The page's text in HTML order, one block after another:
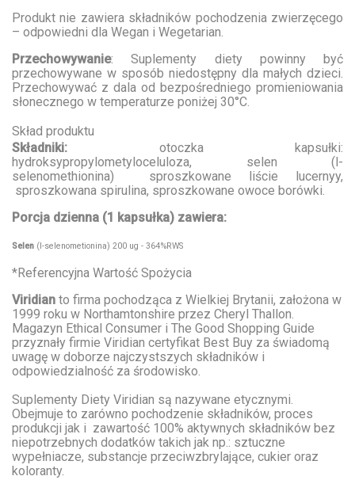
Produkt nie zawiera składników pochodzenia zwierzęcego
– odpowiedni dla Wegan i Wegetarian.
Przechowywanie: Suplementy diety powinny być
przechowywane w sposób niedostępny dla małych dzieci.
Przechowywać z dala od bezpośredniego promieniowania
słonecznego w temperaturze poniżej 30°C.
Skład produktu
Składniki: otoczka kapsułki:
hydroksypropylometyloceluloza, selen (l-
selenomethionina) sproszkowane liście lucernyy,
sproszkowana spirulina, sproszkowane owoce borówki.
Porcja dzienna (1 kapsułka) zawiera:
Selen (l-selenometionina) 200 ug - 364%RWS
*Referencyjna Wartość Spożycia
Viridian to firma pochodząca z Wielkiej Brytanii, założona w
1999 roku w Northamtonshire przez Cheryl Thallon.
Magazyn Ethical Consumer i The Good Shopping Guide
przyznały firmie Viridian certyfikat Best Buy za świadomą
uwagę w doborze najczystszych składników i
odpowiedzialność za środowisko.
Suplementy Diety Viridian są nazywane etycznymi.
Obejmuje to zarówno pochodzenie składników, proces
produkcji jak i zawartość 100% aktywnych składników bez
niepotrzebnych dodatków takich jak np.: sztuczne
wypełniacze, substancje przeciwzbrylające, cukier oraz
koloranty.